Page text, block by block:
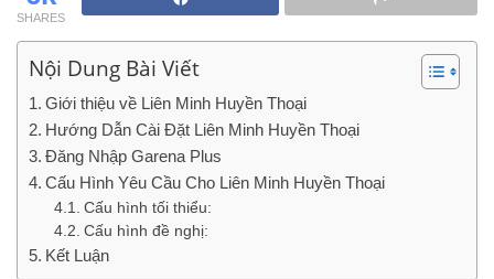
SHARES
Nội Dung Bài Viết
Giới thiệu về Liên Minh Huyền Thoại
Hướng Dẫn Cài Đặt Liên Minh Huyền Thoại
Đăng Nhập Garena Plus
Cấu Hình Yêu Cầu Cho Liên Minh Huyền Thoại
Cấu hình tối thiểu:
Cấu hình đề nghị:
Kết Luận